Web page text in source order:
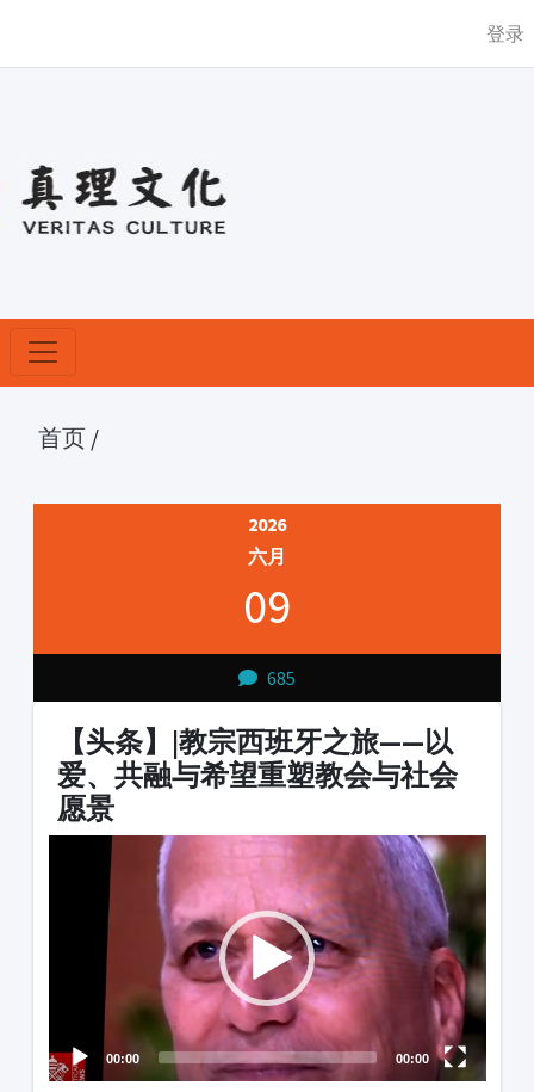
登录
首页 /
2026
六月
09
685
【头条】|教宗西班牙之旅——以
爱、共融与希望重塑教会与社会
愿景
00:00 00:00